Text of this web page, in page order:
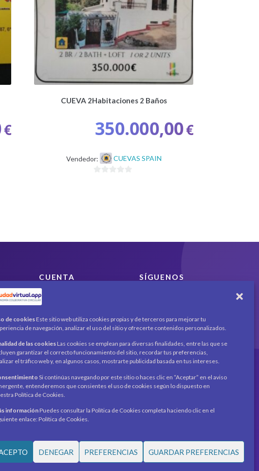
de cookiesEste sitio web utiliza cookies propias y de terceros para mejorar tu
de navegación, analizar el uso del sitio y ofrecerte contenidos personalizados.
de las cookiesLas cookies se emplean para diversas finalidades, entre las que se
garantizar el correcto funcionamiento del sitio, recordar tus preferencias,
el tráfico web y, en algunos casos, mostrarte publicidad basada en tus intereses.
Si continúas navegando por este sitio o haces clic en “Aceptar” en el aviso
entenderemos que consientes el uso de cookies según lo dispuesto en
Política de Cookies.
informaciónPuedes consultar la Política de Cookies completa haciendo clic en el
enlace: Política de Cookies.
DENEGAR PREFERENCIAS GUARDAR PREFERENCIAS
€
CUEVA 2Habitaciones 2 Baños
350.000,00€
Vendedor: CUEVAS SPAIN
CUENTA
Asociados
Noticias
SÍGUENOS
promociones.
Recibe novedades y
promociones en tu
correo.
Términos y condiciones•Política de privacidad